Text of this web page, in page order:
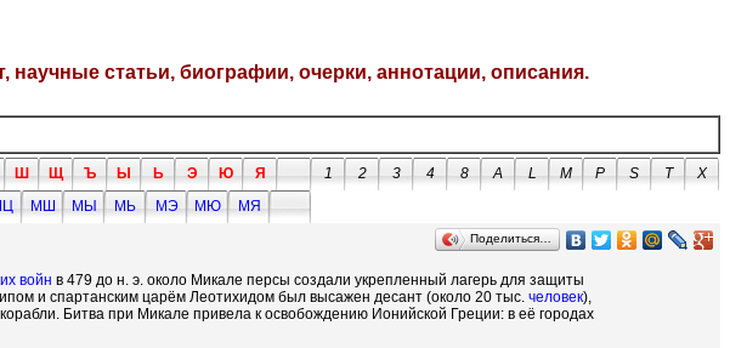
статьи, биографии, очерки, аннотации, описания.
Ш Щ Ъ Ы Ь Э Ю Я 1 2 3 4 8 A L M P S T
X
МШ МЫ МЬ МЭ МЮ
МЯ
Поделиться…
войн в 479 до н. э. около Микале персы создали укрепленный лагерь для защиты
и спартанским царём Леотихидом был высажен десант (около 20 тыс. человек),
Битва при Микале привела к освобождению Ионийской Греции: в её городах